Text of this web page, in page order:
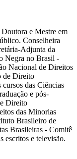
e Mestre em
Conselheira
Adjunta da
Negra no Brasil -
Nacional de Direitos
de Direito
das Ciências
e pós-
Direito
das Minorias
Brasileiro de
Brasileiras - Comitê
escritos e televisão.